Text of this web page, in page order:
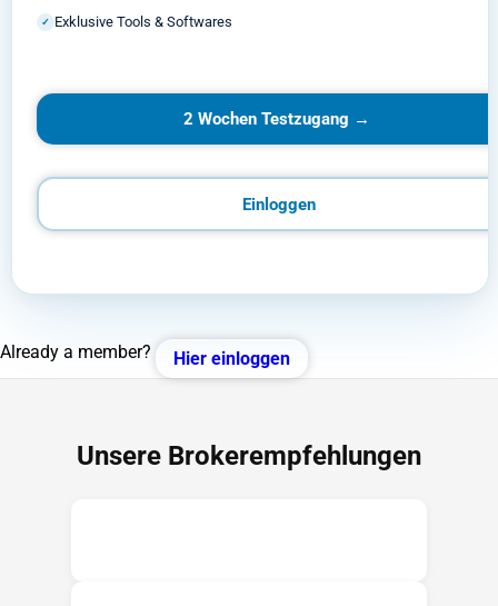
✓ Exklusive Tools & Softwares
2 Wochen Testzugang →
Einloggen
Already a member? Hier einloggen
Unsere Brokerempfehlungen